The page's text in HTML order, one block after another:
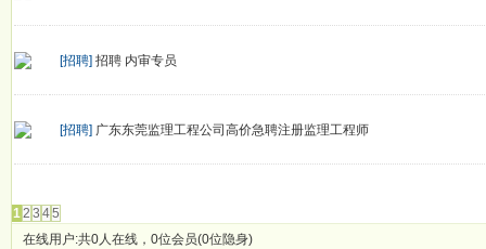
[招聘] 招聘 内审专员
[招聘] 广东东莞监理工程公司高价急聘注册监理工程师
12 3 45
在线用户:共0人在线，0位会员(0位隐身)